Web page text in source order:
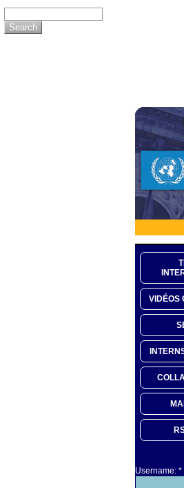
VIDÉOS
Username: *